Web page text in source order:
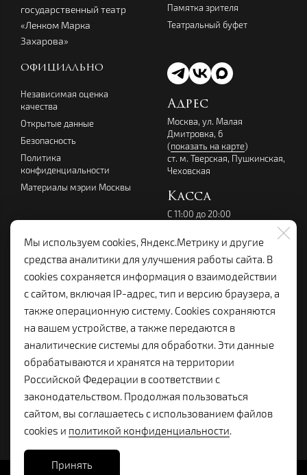
государственный театр
«Ленком Марка
Захарова»
Памятка зрителя
Театральный буфет
ОФИЦИАЛЬНО
Независимая оценка
качества
Открытые данные
Безопасность
Политика
конфиденциальности
Материалы мэрии Москвы
Адрес
Москва, ул. Малая
Дмитровка, 6
(показать на карте)
ст. м. Тверская, Пушкинская,
Чеховская
Касса
С 11:00 до 20:00
без выходных
+7 (495) 699-07-08
kassalenkom@yandex.ru
Администрация
+7 (495) 699-19-92
lenkom.adm@yandex.ru
с 10:00 до 18:00
+7 (495) 699-96-68
Мы используем cookies, Яндекс.Метрику и другие
средства аналитики для улучшения работы сайта. В
cookies сохраняется информация о взаимодействии
с сайтом, включая IP-адрес, тип и версию браузера, а
также операционную систему. Cookies сохраняются
на вашем устройстве, а также передаются в
аналитические системы для обработки. Эти данные
обрабатываются и хранятся на территории
Российской Федерации в соответствии с
законодательством. Продолжая пользоваться
сайтом, вы соглашаетесь с использованием файлов
cookies и политикой конфиденциальности.
Принять